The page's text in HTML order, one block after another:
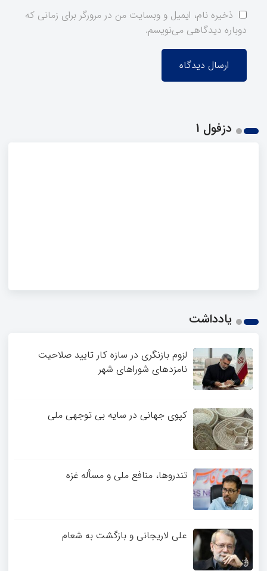
ذخیره نام، ایمیل و وبسایت من در مرورگر برای زمانی که
دوباره دیدگاهی می‌نویسم.
دزفول 1
یادداشت
لزوم بازنگری در سازه کار تایید صلاحیت
نامزدهای شوراهای شهر
کپوی جهانی در سایه بی توجهی ملی
تندروها، منافع ملی و مسأله غزه
علی لاریجانی و بازگشت به شعام